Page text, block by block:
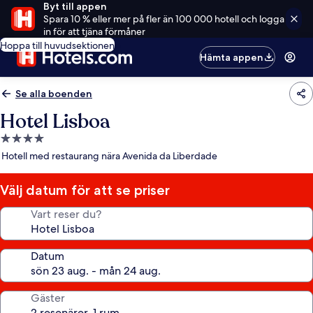
Byt till appen
Spara 10 % eller mer på fler än 100 000 hotell och logga
in för att tjäna förmåner
Hoppa till huvudsektionen
Hämta appen
Se alla boenden
Hotel Lisboa
4.0-
stjärnigt
Hotell med restaurang nära Avenida da Liberdade
Välj datum för att se priser
Vart reser du?
Datum
Gäster